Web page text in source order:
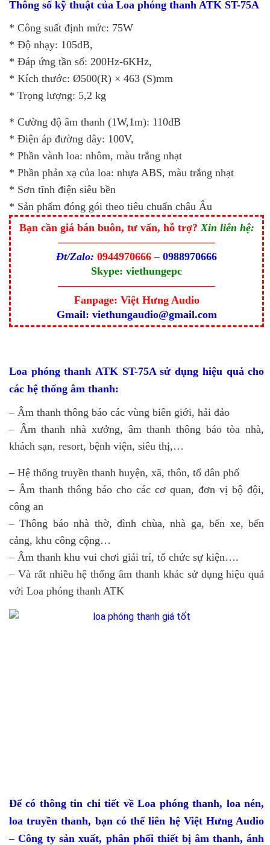
Thông số kỹ thuật của Loa phóng thanh ATK ST-75A
* Công suất định mức: 75W
* Độ nhạy: 105dB,
* Đáp ứng tần số: 200Hz-6KHz,
* Kích thước: Ø500(R) × 463 (S)mm
* Trọng lượng: 5,2 kg
* Cường độ âm thanh (1W,1m): 110dB
* Điện áp đường dây: 100V,
* Phần vành loa: nhôm, màu trắng nhạt
* Phần phản xạ của loa: nhựa ABS, màu trắng nhạt
* Sơn tĩnh điện siêu bền
* Sản phẩm đóng gói theo tiêu chuẩn châu Âu
Bạn cần giá bán buôn, tư vấn, hỗ trợ?Xin liên hệ:
——————————————–
Đt/Zalo: 0944970666 –0988970666
Skype: viethungepc
——————————————–
Fanpage: Việt Hưng Audio
Gmail: viethungaudio@gmail.com
Loa phóng thanh ATK ST-75A sử dụng hiệu quả cho
các hệ thống âm thanh:
– Âm thanh thông báo các vùng biên giới, hải đảo
– Âm thanh nhà xưởng, âm thanh thông báo tòa nhà,
khách sạn, resort, bệnh viện, siêu thị,…
– Hệ thống truyền thanh huyện, xã, thôn, tổ dân phố
– Âm thanh thông báo cho các cơ quan, đơn vị bộ đội,
công an
– Thông báo nhà thờ, đình chùa, nhà ga, bến xe, bến
cảng, khu công cộng…
– Âm thanh khu vui chơi giải trí, tổ chức sự kiện….
– Và rất nhiều hệ thống âm thanh khác sử dụng hiệu quả
với Loa phóng thanh ATK
Để có thông tin chi tiết về Loa phóng thanh, loa nén,
loa truyền thanh, bạn có thể liên hệ Việt Hưng Audio
–Công ty sản xuất, phân phối thiết bị âm thanh, ánh